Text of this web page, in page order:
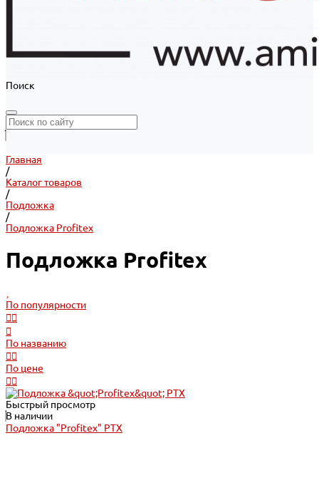
Поиск
Главная
/
Каталог товаров
/
Подложка
/
Подложка Profitex
Подложка Profitex
По популярности
По названию
По цене
Быстрый просмотр
В наличии
Подложка "Profitex" PTX